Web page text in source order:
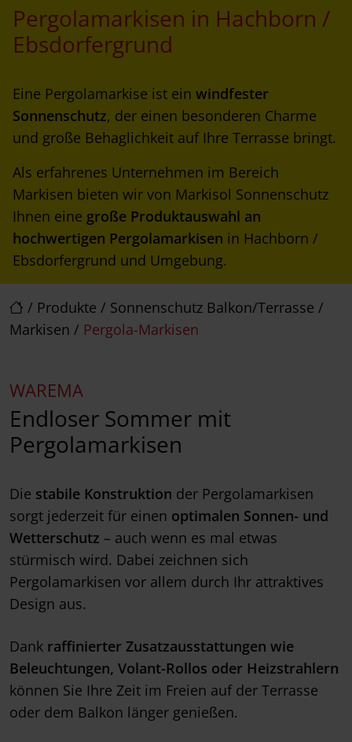
/ Produkte / Sonnenschutz Balkon/Terrasse /
Markisen / Pergola-Markisen
Pergolamarkisen in Hachborn /
Ebsdorfergrund
Eine Pergolamarkise ist ein windfester
Sonnenschutz, der einen besonderen Charme
und große Behaglichkeit auf Ihre Terrasse bringt.
Als erfahrenes Unternehmen im Bereich
Markisen bieten wir von Markisol Sonnenschutz
Ihnen eine große Produktauswahl an
hochwertigen Pergolamarkisen in Hachborn /
Ebsdorfergrund und Umgebung.
WAREMA
Endloser Sommer mit
Pergolamarkisen
Die stabile Konstruktion der Pergolamarkisen
sorgt jederzeit für einen optimalen Sonnen- und
Wetterschutz – auch wenn es mal etwas
stürmisch wird. Dabei zeichnen sich
Pergolamarkisen vor allem durch Ihr attraktives
Design aus.
Dank raffinierter Zusatzausstattungen wie
Beleuchtungen, Volant-Rollos oder Heizstrahlern
können Sie Ihre Zeit im Freien auf der Terrasse
oder dem Balkon länger genießen.